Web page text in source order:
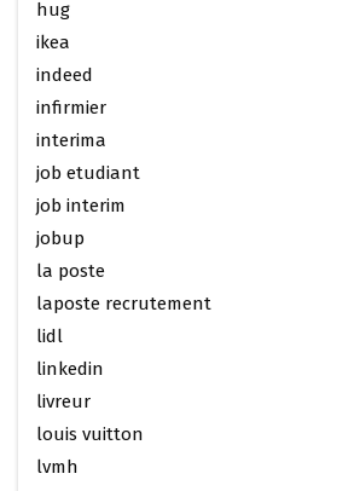
hug
ikea
indeed
infirmier
interima
job etudiant
job interim
jobup
la poste
laposte recrutement
lidl
linkedin
livreur
louis vuitton
lvmh